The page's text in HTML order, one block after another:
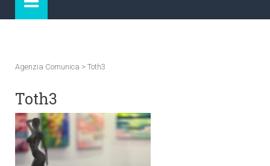
Agenzia Comunica > Toth3
Toth3